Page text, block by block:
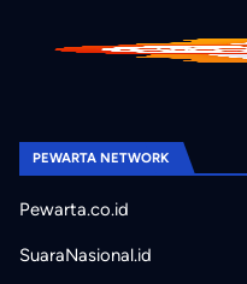
PEWARTA NETWORK
Pewarta.co.id
SuaraNasional.id